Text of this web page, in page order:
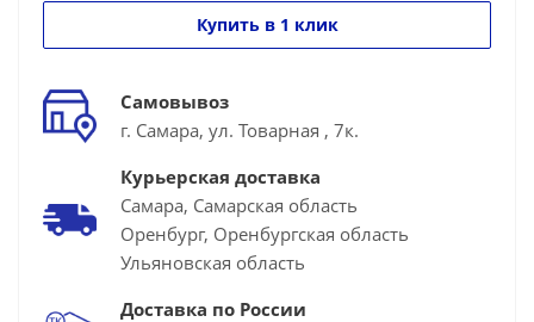
Купить в 1 клик
Самовывоз
г. Самара, ул. Товарная , 7к.
Курьерская доставка
Самара, Самарская область
Оренбург, Оренбургская область
Ульяновская область
Доставка по России